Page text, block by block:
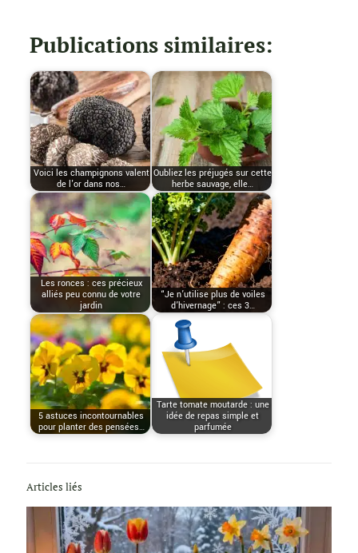
Publications similaires:
Voici les champignons valent
de l'or dans nos…
Oubliez les préjugés sur cette
herbe sauvage, elle…
Les ronces : ces précieux
alliés peu connu de votre
jardin
“Je n’utilise plus de voiles
d’hivernage” : ces 3…
5 astuces incontournables
pour planter des pensées…
Tarte tomate moutarde : une
idée de repas simple et
parfumée
Articles liés